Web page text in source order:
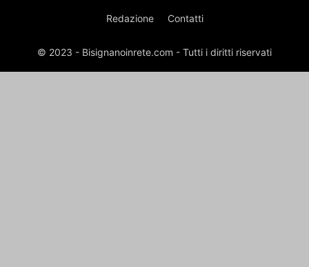
Redazione Contatti
© 2023 - Bisignanoinrete.com - Tutti i diritti riservati